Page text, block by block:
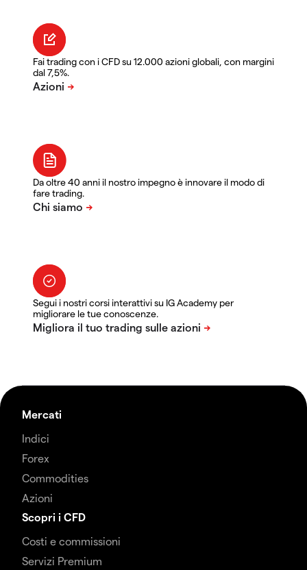
Fai trading con i CFD su 12.000 azioni globali, con margini
dal 7,5%.
Da oltre 40 anni il nostro impegno è innovare il modo di
fare trading.
Segui i nostri corsi interattivi su IG Academy per
migliorare le tue conoscenze.
Mercati
Indici
Forex
Commodities
Azioni
Scopri i CFD
Costi e commissioni
Servizi Premium